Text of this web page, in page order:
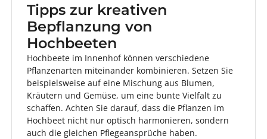
Tipps zur kreativen
Bepflanzung von
Hochbeeten
Hochbeete im Innenhof können verschiedene
Pflanzenarten miteinander kombinieren. Setzen Sie
beispielsweise auf eine Mischung aus Blumen,
Kräutern und Gemüse, um eine bunte Vielfalt zu
schaffen. Achten Sie darauf, dass die Pflanzen im
Hochbeet nicht nur optisch harmonieren, sondern
auch die gleichen Pflegeansprüche haben.